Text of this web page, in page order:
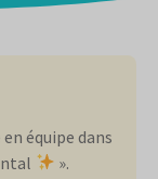
équipe dans
».